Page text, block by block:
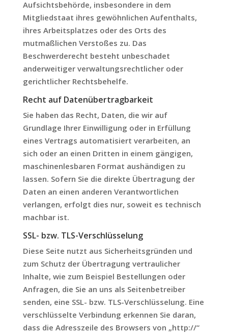
Aufsichtsbehörde, insbesondere in dem
Mitgliedstaat ihres gewöhnlichen Aufenthalts,
ihres Arbeitsplatzes oder des Orts des
mutmaßlichen Verstoßes zu. Das
Beschwerderecht besteht unbeschadet
anderweitiger verwaltungsrechtlicher oder
gerichtlicher Rechtsbehelfe.
Recht auf Daten­übertrag­barkeit
Sie haben das Recht, Daten, die wir auf
Grundlage Ihrer Einwilligung oder in Erfüllung
eines Vertrags automatisiert verarbeiten, an
sich oder an einen Dritten in einem gängigen,
maschinenlesbaren Format aushändigen zu
lassen. Sofern Sie die direkte Übertragung der
Daten an einen anderen Verantwortlichen
verlangen, erfolgt dies nur, soweit es technisch
machbar ist.
SSL- bzw. TLS-Verschlüsselung
Diese Seite nutzt aus Sicherheitsgründen und
zum Schutz der Übertragung vertraulicher
Inhalte, wie zum Beispiel Bestellungen oder
Anfragen, die Sie an uns als Seitenbetreiber
senden, eine SSL- bzw. TLS-Verschlüsselung. Eine
verschlüsselte Verbindung erkennen Sie daran,
dass die Adresszeile des Browsers von „http://“